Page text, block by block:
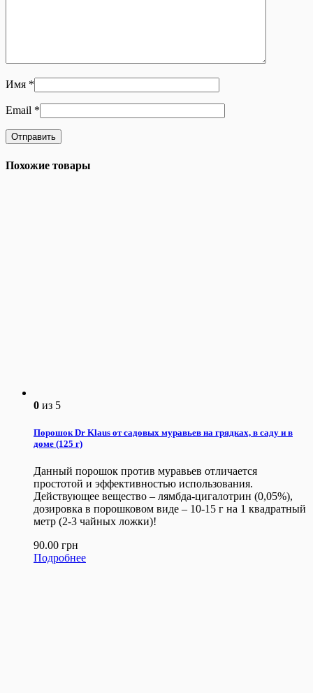
Имя *
Email *
Похожие товары
0 из 5
Порошок Dr Klaus от садовых муравьев на грядках, в саду и в
доме (125 г)
Данный порошок против муравьев отличается
простотой и эффективностью использования.
Действующее вещество – лямбда-цигалотрин (0,05%),
дозировка в порошковом виде – 10-15 г на 1 квадратный
метр (2-3 чайных ложки)!
90.00 грн
Подробнее